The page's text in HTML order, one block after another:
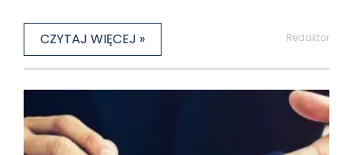
CZYTAJ WIĘCEJ » Redaktor